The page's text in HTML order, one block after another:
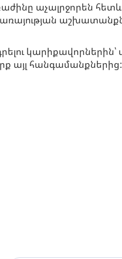
աչալրջորեն
այլ հանգամանքներից: